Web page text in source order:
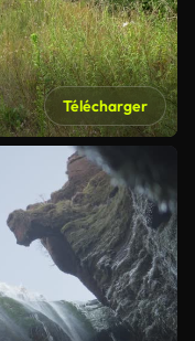
Télécharger